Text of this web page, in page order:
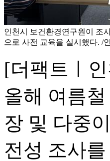
인천시 보건환경연구원이 조
으로 사전 교육을 실시했다. /
[더팩트ㅣ
올해 여름
장 및 다중
전성 조사